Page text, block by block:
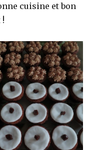
cuisine et bon